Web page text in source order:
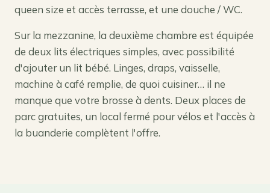
queen size et accès terrasse, et une douche / WC.
Sur la mezzanine, la deuxième chambre est équipée
de deux lits électriques simples, avec possibilité
d'ajouter un lit bébé. Linges, draps, vaisselle,
machine à café remplie, de quoi cuisiner… il ne
manque que votre brosse à dents. Deux places de
parc gratuites, un local fermé pour vélos et l'accès à
la buanderie complètent l'offre.